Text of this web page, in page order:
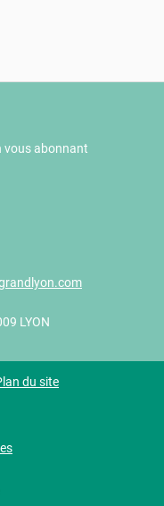
vous abonnant
LYON
du site